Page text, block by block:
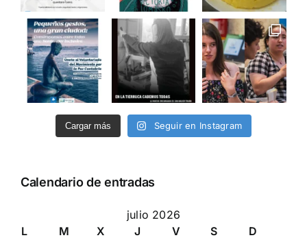
Cargar más Seguir en Instagram
Calendario de entradas
julio 2026
L
M X J V S
D